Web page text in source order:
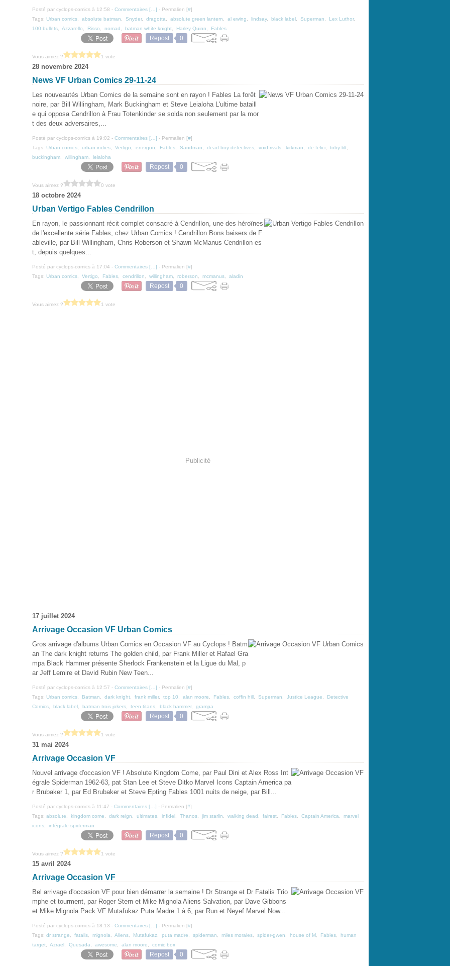
Posté par cyclops-comics à 12:58 - Commentaires [ ] - Permalien [#]
Tags: Urban comics absolute batman Snyder, dragotta absolute green lantern al ewing lindsay, black label Superman Lex Luthor,
100 bullets
Azzarello Risso nomad batman white knight Harley Quinn Fables
Repost 0
Vous aimez ? 1 vote
28 novembre 2024
News VF Urban Comics 29-11-24
Les nouveautés Urban Comics de la semaine sont en rayon ! Fables La forêt
noire, par Bill Willingham, Mark Buckingham et Steve Leialoha L'ultime bataill
e qui opposa Cendrillon à Frau Totenkinder se solda non seulement par la mor
t des deux adversaires,...
Posté par cyclops-comics à 19:02 - Commentaires [ ] - Permalien [#]
Tags: Urban comics urban indies Vertigo energon Fables Sandman dead boy detectives void rivals kirkman de felici toby litt
buckingham
willingham leialoha
Repost 0
Vous aimez ? 0 vote
18 octobre 2024
Urban Vertigo Fables Cendrillon
En rayon, le passionnant récit complet consacré à Cendrillon, une des héroïnes
de l'excellente série Fables, chez Urban Comics ! Cendrillon Bons baisers de F
ableville, par Bill Willingham, Chris Roberson et Shawn McManus Cendrillon es
t, depuis quelques...
Posté par cyclops-comics à 17:04 - Commentaires [ ] - Permalien [#]
Tags: Urban comics Vertigo Fables cendrillon willingham roberson mcmanus aladin
Repost 0
Vous aimez ? 1 vote
Publicité
17 juillet 2024
Arrivage Occasion VF Urban Comics
Gros arrivage d'albums Urban Comics en Occasion VF au Cyclops ! Batm
an The dark knight returns The golden child, par Frank Miller et Rafael Gra
mpa Black Hammer présente Sherlock Frankenstein et la Ligue du Mal, p
ar Jeff Lemire et David Rubin New Teen...
Posté par cyclops-comics à 12:57 - Commentaires [ ] - Permalien [#]
Tags: Urban comics Batman dark knight frank miller, top 10 alan moore Fables coffin hill Superman Justice League
Detective
Comics
black label batman trois jokers teen titans black hammer, grampa
Repost 0
Vous aimez ? 1 vote
31 mai 2024
Arrivage Occasion VF
Nouvel arrivage d'occasion VF ! Absolute Kingdom Come, par Paul Dini et Alex Ross Int
égrale Spiderman 1962-63, pat Stan Lee et Steve Ditko Marvel Icons Captain America pa
r Brubaker 1, par Ed Brubaker et Steve Epting Fables 1001 nuits de neige, par Bill...
Posté par cyclops-comics à 11:47 - Commentaires [ ] - Permalien [#]
Tags: absolute kingdom come dark reign ultimates infidel Thanos jim starlin walking dead fairest Fables Captain America
marvel
icons
intégrale spiderman
Repost 0
Vous aimez ? 1 vote
15 avril 2024
Arrivage Occasion VF
Bel arrivage d'occasion VF pour bien démarrer la semaine ! Dr Strange et Dr Fatalis Trio
mphe et tourment, par Roger Stern et Mike Mignola Aliens Salvation, par Dave Gibbons
et Mike Mignola Pack VF Mutafukaz Puta Madre 1 à 6, par Run et Neyef Marvel Now...
Posté par cyclops-comics à 18:13 - Commentaires [ ] - Permalien [#]
Tags: dr strange fatalis mignola Aliens Mutafukaz puta madre spiderman miles morales spider-gwen house of M Fables
human
target
Azrael Quesada awesome alan moore comic box
Repost 0